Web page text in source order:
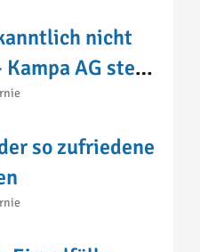
nicht
AG steht
in nichts
so zufriedene